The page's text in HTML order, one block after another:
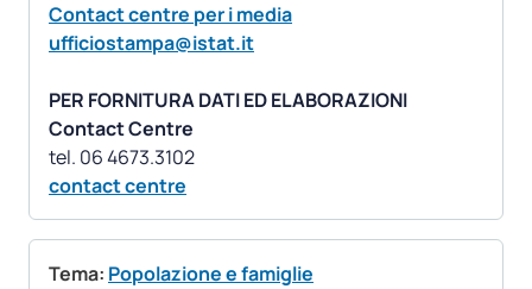
Contact centre per i media
ufficiostampa@istat.it
PER FORNITURA DATI ED ELABORAZIONI
Contact Centre
contact centre
Tema: Popolazione e famiglie